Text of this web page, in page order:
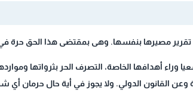
وراء أهدافها الخاصة، التصرف الحر بثرواتها
وعن القانون الدولي. ولا يجوز في أية حال